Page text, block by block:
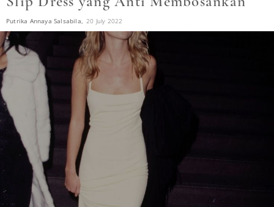
Putrika Annaya Salsabila, 20 July 2022